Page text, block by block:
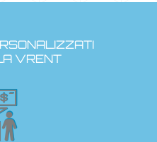
VRENT